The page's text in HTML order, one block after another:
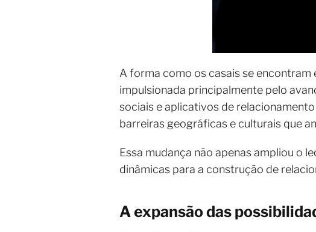
A forma como os casais se
impulsionada principalmente pelo
sociais e aplicativos de
barreiras geográficas e culturais que
Essa mudança não apenas ampliou o
dinâmicas para a construção de
A expansão das